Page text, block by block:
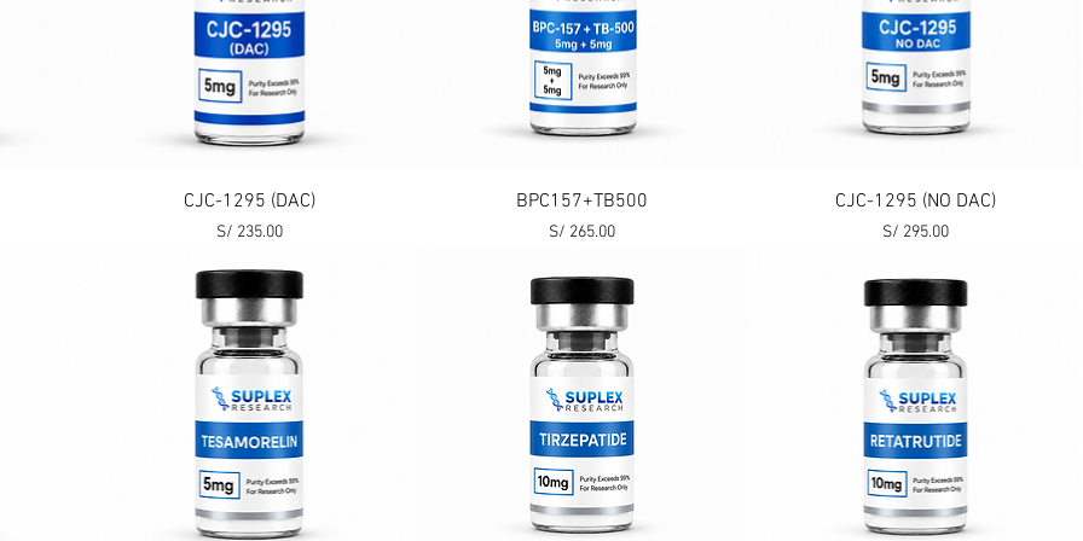
Vista rápida
CJC-1295 (DAC)
Precio
S/ 235.00
Vista rápida
BPC157+TB500
Precio
S/ 265.00
Vista rápida
CJC-1295 (NO DAC)
Precio
S/ 295.00